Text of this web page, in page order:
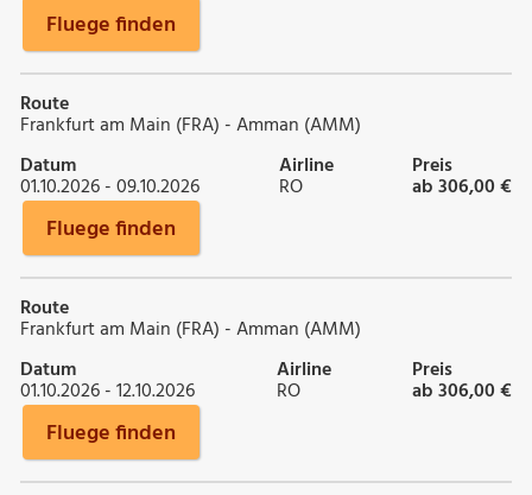
Fluege finden
Route
Frankfurt am Main (FRA) - Amman (AMM)
Datum
01.10.2026 - 09.10.2026
Airline
RO
Preis
ab 306,00 €
Fluege finden
Route
Frankfurt am Main (FRA) - Amman (AMM)
Datum
01.10.2026 - 12.10.2026
Airline
RO
Preis
ab 306,00 €
Fluege finden